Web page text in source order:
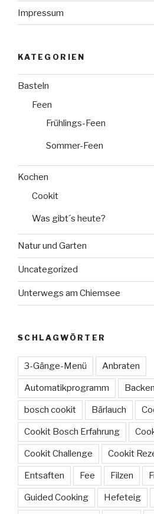
Impressum
KATEGORIEN
Basteln
Feen
Frühlings-Feen
Sommer-Feen
Kochen
Cookit
Was gibt´s heute?
Natur und Garten
Uncategorized
Unterwegs am Chiemsee
SCHLAGWÖRTER
3-Gänge-Menü Anbraten
Automatikprogramm Backen
bosch cookit Bärlauch
Cookit Bosch Erfahrung
Cookit Challenge Cookit
Entsaften Fee Filzen
Guided Cooking Hefeteig